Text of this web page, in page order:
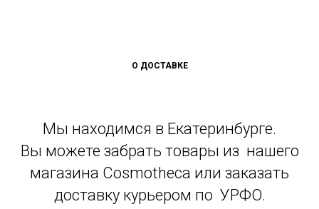
О ДОСТАВКЕ
Мы находимся в Екатеринбурге.
Вы можете забрать товары из нашего
магазина Cosmotheca или заказать
доставку курьером по УРФО.